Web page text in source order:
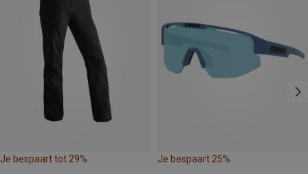
Je bespaart tot 29% Je bespaart 25%